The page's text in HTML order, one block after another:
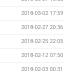
2018-03-02 17:59
2018-02-27 20:36
2018-02-25 22:05
2018-02-12 07:50
2018-02-03 00:31